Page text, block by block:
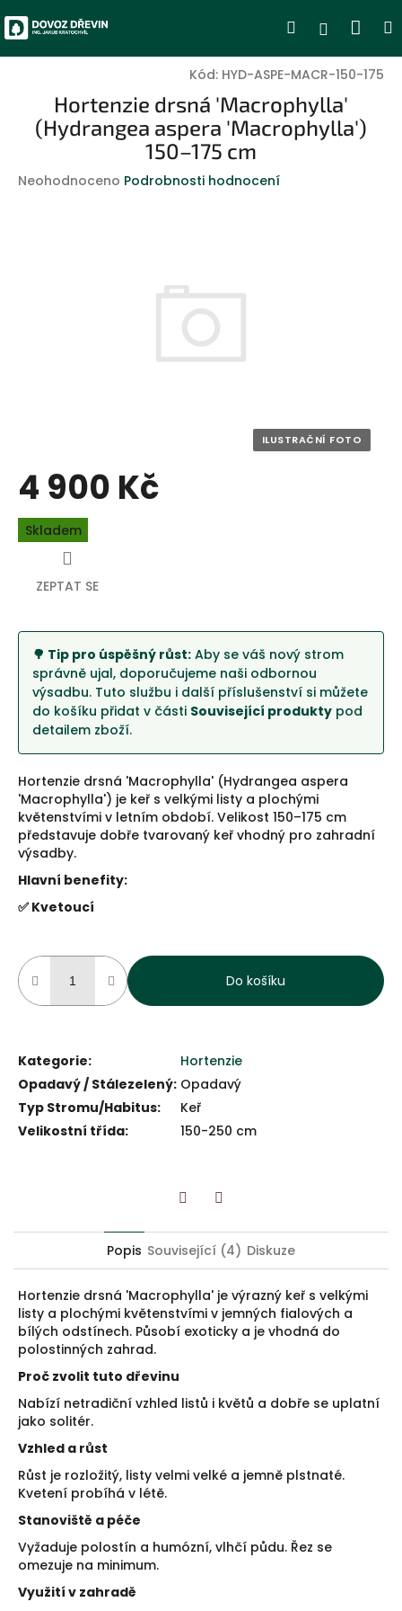
na
obsah
Hledat
Kód: HYD-ASPE-MACR-150-175
Hortenzie drsná 'Macrophylla'
(Hydrangea aspera 'Macrophylla')
150–175 cm
Průměrné
Neohodnoceno Podrobnosti hodnocení
4 900 Kč
Měrná
cena:
Skladem
Do košíku
🌳 Tip pro úspěšný růst: Aby se váš nový strom
správně ujal, doporučujeme naši odbornou
výsadbu. Tuto službu i další příslušenství si můžete
do košíku přidat v části Související produkty pod
detailem zboží.
Hortenzie drsná 'Macrophylla' (Hydrangea aspera
'Macrophylla') je keř s velkými listy a plochými
květenstvími v letním období. Velikost 150–175 cm
představuje dobře tvarovaný keř vhodný pro zahradní
výsadby.
Hlavní benefity:
✅ Kvetoucí
Kategorie:
Hortenzie
Opadavý / Stálezelený: Opadavý
Typ Stromu/Habitus:
Keř
Velikostní třída: 150-250 cm
ZEPTAT SE
Popis Související (4) Diskuze
Hortenzie drsná 'Macrophylla' je výrazný keř s velkými
listy a plochými květenstvími v jemných fialových a
bílých odstínech. Působí exoticky a je vhodná do
polostinných zahrad.
Proč zvolit tuto dřevinu
Nabízí netradiční vzhled listů i květů a dobře se uplatní
jako solitér.
Vzhled a růst
Růst je rozložitý, listy velmi velké a jemně plstnaté.
Kvetení probíhá v létě.
Stanoviště a péče
Vyžaduje polostín a humózní, vlhčí půdu. Řez se
omezuje na minimum.
Využití v zahradě